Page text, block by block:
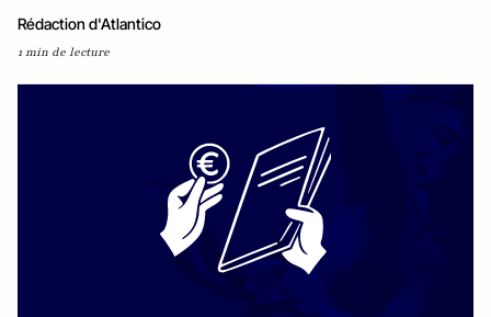
Rédaction d'Atlantico
1 min de lecture